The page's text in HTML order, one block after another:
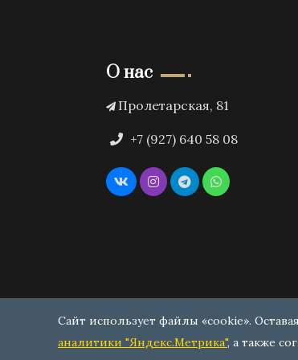
О нас
Пролетарская, 81
+7 (927) 640 58 08
Сайт использует файлы «cookie».
аналитики "Яндекс.Метрика", а также